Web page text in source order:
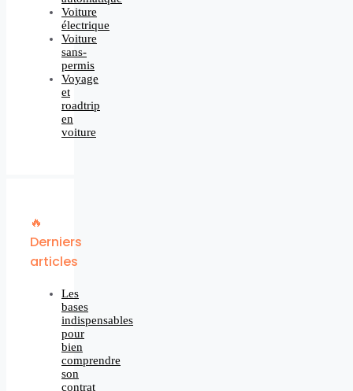
Voiture
électrique
Voiture
sans-
permis
Voyage
et
roadtrip
en
voiture
🔥
Derniers
articles
Les
bases
indispensables
pour
bien
comprendre
son
contrat